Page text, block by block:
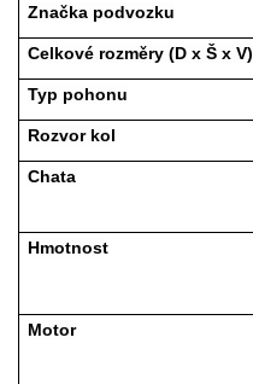
Značka podvozku
Celkové rozměry (D x Š x V)
Typ pohonu
Rozvor kol
Chata
Hmotnost
Motor